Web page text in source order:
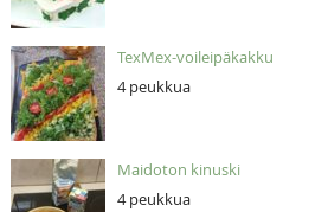
TexMex-voileipäkakku
4 peukkua
Maidoton kinuski
4 peukkua